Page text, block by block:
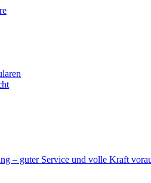
– guter Service und volle Kraft